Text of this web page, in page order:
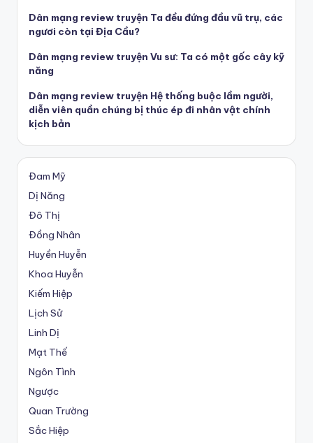
Dân mạng review truyện Ta đều đứng đầu vũ trụ, các
ngươi còn tại Địa Cầu?
Dân mạng review truyện Vu sư: Ta có một gốc cây kỹ
năng
Dân mạng review truyện Hệ thống buộc lầm người,
diễn viên quần chúng bị thúc ép đi nhân vật chính
kịch bản
Đam Mỹ
Dị Năng
Đô Thị
Đồng Nhân
Huyền Huyễn
Khoa Huyễn
Kiếm Hiệp
Lịch Sử
Linh Dị
Mạt Thế
Ngôn Tình
Ngược
Quan Trường
Sắc Hiệp